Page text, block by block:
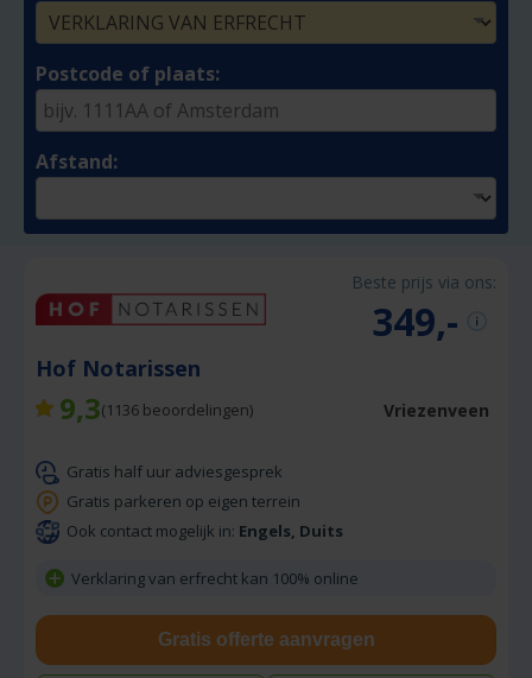
Postcode of plaats:
Afstand:
Beste prijs via ons:
349,-
Hof Notarissen
9,3(1136 beoordelingen) Vriezenveen
Gratis half uur adviesgesprek
Gratis parkeren op eigen terrein
Ook contact mogelijk in: Engels, Duits
Verklaring van erfrecht kan 100% online
Gratis offerte aanvragen